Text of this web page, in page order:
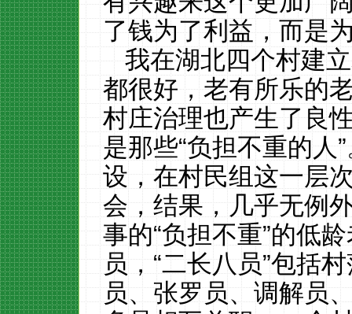
了钱为了利益，而是
我在湖北四个村建
都很好，老有所乐的
村庄治理也产生了良
是那些“负担不重的人
设，在村民组这一层
会，结果，几乎无例
事的“负担不重”的低
员，“二长八员”包括
员、张罗员、调解员